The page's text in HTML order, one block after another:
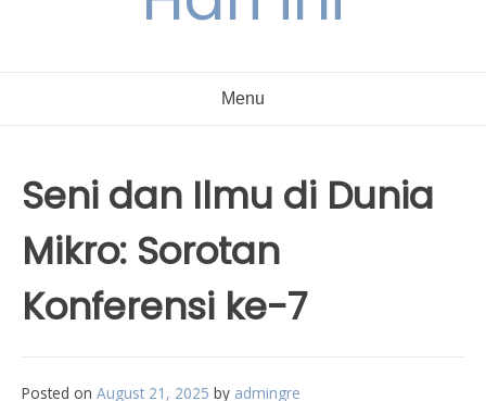
Menu
Seni dan Ilmu di Dunia
Mikro: Sorotan
Konferensi ke-7
Posted on August 21, 2025 by admingre